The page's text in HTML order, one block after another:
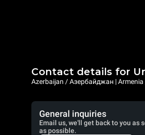
Contact details for
Azerbaijan / Азербайджан |
General inquiries
Email us, we'll get back to you as
as possible.